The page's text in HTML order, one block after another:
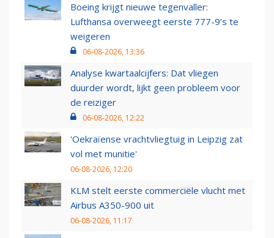
Boeing krijgt nieuwe tegenvaller:
Lufthansa overweegt eerste 777-9’s te
weigeren
06-08-2026, 13:36
Analyse kwartaalcijfers: Dat vliegen
duurder wordt, lijkt geen probleem voor
de reiziger
06-08-2026, 12:22
'Oekraïense vrachtvliegtuig in Leipzig zat
vol met munitie'
06-08-2026, 12:20
KLM stelt eerste commerciële vlucht met
Airbus A350-900 uit
06-08-2026, 11:17